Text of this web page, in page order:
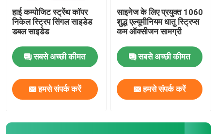
हाई कम्पोजिट स्ट्रेंथ कॉपर
निकेल स्ट्रिप सिंगल साइडेड
डबल साइडेड
सबसे अच्छी कीमत
हमसे संपर्क करें
साइनेज के लिए प्रयुक्त 1060
शुद्ध एल्यूमीनियम धातु स्ट्रिप्स
कम ऑक्सीजन सामग्री
सबसे अच्छी कीमत
हमसे संपर्क करें